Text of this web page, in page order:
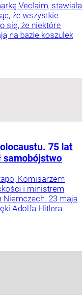
Veclaim, stawiała
że wszystkie
się, że niektóre
na bazie koszulek
75 lat
samobójstwo
Komisarzem
i ministrem
23 maja
Adolfa Hitlera